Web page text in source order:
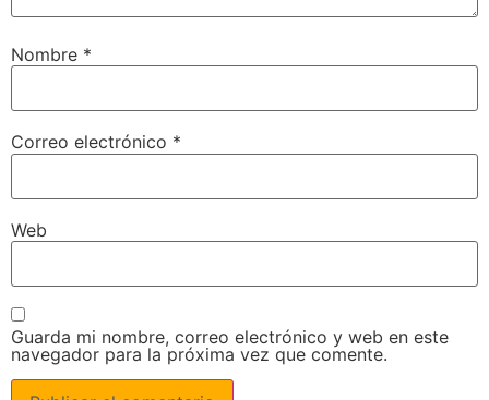
Nombre *
Correo electrónico *
Web
Guarda mi nombre, correo electrónico y web en este
navegador para la próxima vez que comente.